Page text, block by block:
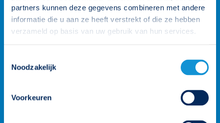
partners kunnen deze gegevens combineren met andere
informatie die u aan ze heeft verstrekt of die ze hebben
verzameld op basis van uw gebruik van hun services.
Noodzakelijk
Voorkeuren
Wij staan voor je klaar
persoonlijk aanspreekpunt. Heb je een vraag? Neem contact
026 3 846 846